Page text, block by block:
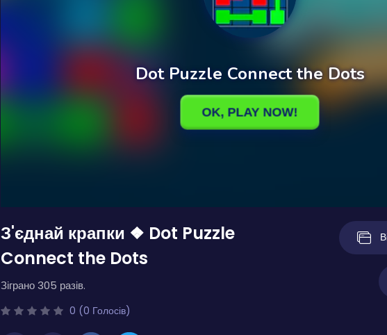
З'єднай крапки ❖ Dot Puzzle
Connect the Dots
Зіграно 305 разів.
0 (0 Голосів)